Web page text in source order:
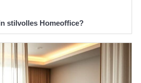
stilvolles Homeoffice?